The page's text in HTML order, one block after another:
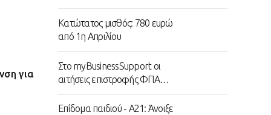
για
2022
Κατώτατος μισθός: 780 ευρώ
από 1η Απριλίου
Στο myBusinessSupport οι
αιτήσεις επιστροφής ΦΠΑ
από αγρότες ειδικού
καθεστώτος
Επίδομα παιδιού - Α21: Άνοιξε